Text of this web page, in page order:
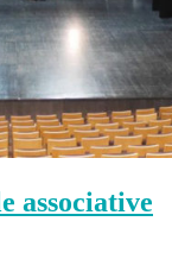
associative